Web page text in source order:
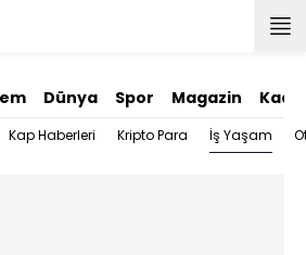
Dünya Spor Magazin
Kap Haberleri Kripto Para İş Yaşam